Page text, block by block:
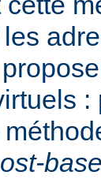
: